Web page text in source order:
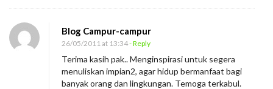
Blog Campur-campur
26/05/2011 at 13:34- Reply
Terima kasih pak.. Menginspirasi untuk segera
menuliskan impian2, agar hidup bermanfaat bagi
banyak orang dan lingkungan. Temoga terkabul.